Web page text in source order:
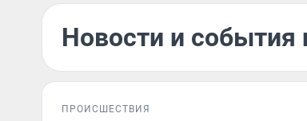
Новости и события
ПРОИСШЕСТВИЯ